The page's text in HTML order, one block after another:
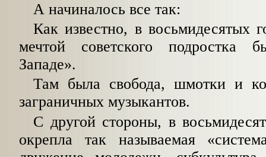
А начиналось все так:
Как известно, в восьмидесятых
мечтой советского подростка
Западе».
Там была свобода, шмотки и
заграничных музыкантов.
С другой стороны, в
окрепла так называемая